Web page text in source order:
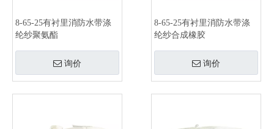
8-65-25有衬里消防水带涤
纶纱聚氨酯
询价
8-65-25有衬里消防水带涤
纶纱合成橡胶
询价